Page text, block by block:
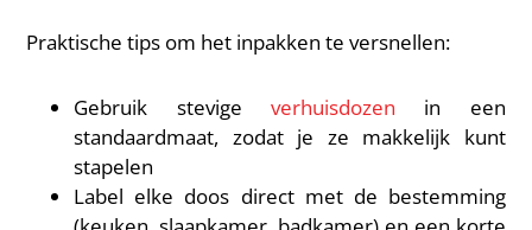
Praktische tips om het inpakken te versnellen:
Gebruik stevige verhuisdozen in een
standaardmaat, zodat je ze makkelijk kunt
stapelen
Label elke doos direct met de bestemming